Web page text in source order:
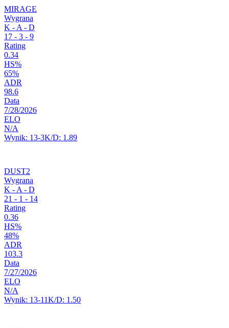
MIRAGE
Wygrana
K - A - D
17 - 3 - 9
Rating
0.34
HS%
65%
ADR
98.6
Data
7/28/2026
ELO
N/A
Wynik: 13-3K/D: 1.89
DUST2
Wygrana
K - A - D
21 - 1 - 14
Rating
0.36
HS%
48%
ADR
103.3
Data
7/27/2026
ELO
N/A
Wynik: 13-11K/D: 1.50